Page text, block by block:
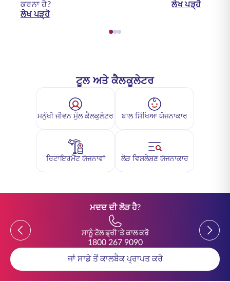
ਕਰਨਾ ਹੈ?
ਲੇਖ ਪੜ੍ਹੋ
ਲੇਖ ਪੜ੍ਹੋ
ਟੂਲ ਅਤੇ ਕੈਲਕੂਲੇਟਰ
ਮਨੁੱਖੀ ਜੀਵਨ ਮੁੱਲ ਕੈਲਕੁਲੇਟਰ ਬਾਲ ਸਿੱਖਿਆ ਯੋਜਨਾਕਾਰ
ਰਿਟਾਇਰਮੈਂਟ ਯੋਜਨਾਵਾਂ ਲੋੜ ਵਿਸ਼ਲੇਸ਼ਣ ਯੋਜਨਾਕਾਰ
ਮਦਦ ਦੀ ਲੋੜ ਹੈ?
Previous
ਸਾਨੂੰ ਟੋਲ ਫ੍ਰੀ 'ਤੇ ਕਾਲ ਕਰੋ
1800 267 9090
Previous
ਜਾਂ ਸਾਡੇ ਤੋਂ ਕਾਲਬੈਕ ਪ੍ਰਾਪਤ ਕਰੋ